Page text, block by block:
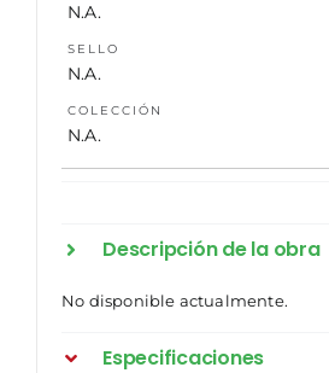
N.A.
SELLO
N.A.
COLECCIÓN
N.A.
Descripción de la obra
No disponible actualmente.
Especificaciones